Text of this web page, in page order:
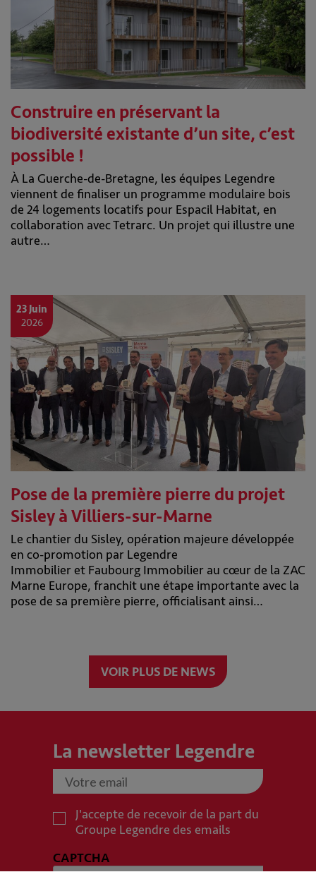
Construire en préservant la
biodiversité existante d’un site, c’est
possible !
À La Guerche-de-Bretagne, les équipes Legendre
viennent de finaliser un programme modulaire bois
de 24 logements locatifs pour Espacil Habitat, en
collaboration avec Tetrarc. Un projet qui illustre une
autre…
23 Juin
2026
Pose de la première pierre du projet
Sisley à Villiers-sur-Marne
Le chantier du Sisley, opération majeure développée
en co-promotion par Legendre
Immobilier et Faubourg Immobilier au cœur de la ZAC
Marne Europe, franchit une étape importante avec la
pose de sa première pierre, officialisant ainsi…
VOIR PLUS DE NEWS
La newsletter Legendre
J'accepte de recevoir de la part du
Groupe Legendre des emails
CAPTCHA